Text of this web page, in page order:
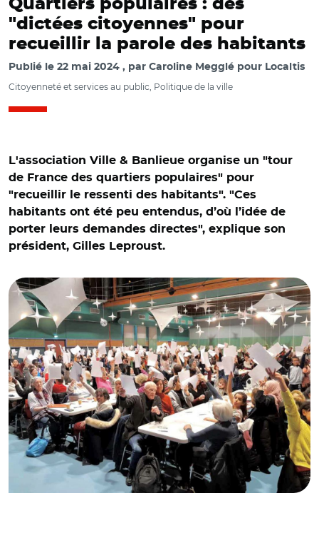
Quartiers populaires : des
"dictées citoyennes" pour
recueillir la parole des habitants
Publié le 22 mai 2024 par Caroline Megglé pour Localtis
Citoyenneté et services au public, Politique de la ville
L'association Ville & Banlieue organise un "tour
de France des quartiers populaires" pour
"recueillir le ressenti des habitants". "Ces
habitants ont été peu entendus, d’où l’idée de
porter leurs demandes directes", explique son
président, Gilles Leproust.